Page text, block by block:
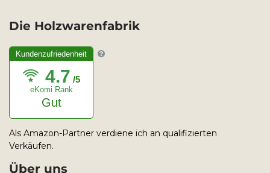
Die Holzwarenfabrik
Kundenzufriedenheit
4.7 /5
eKomi Rank
Gut
Als Amazon-Partner verdiene ich an qualifizierten
Verkäufen.
Über uns